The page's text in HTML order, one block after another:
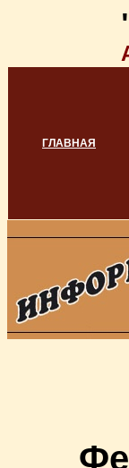
ГЛАВНАЯ